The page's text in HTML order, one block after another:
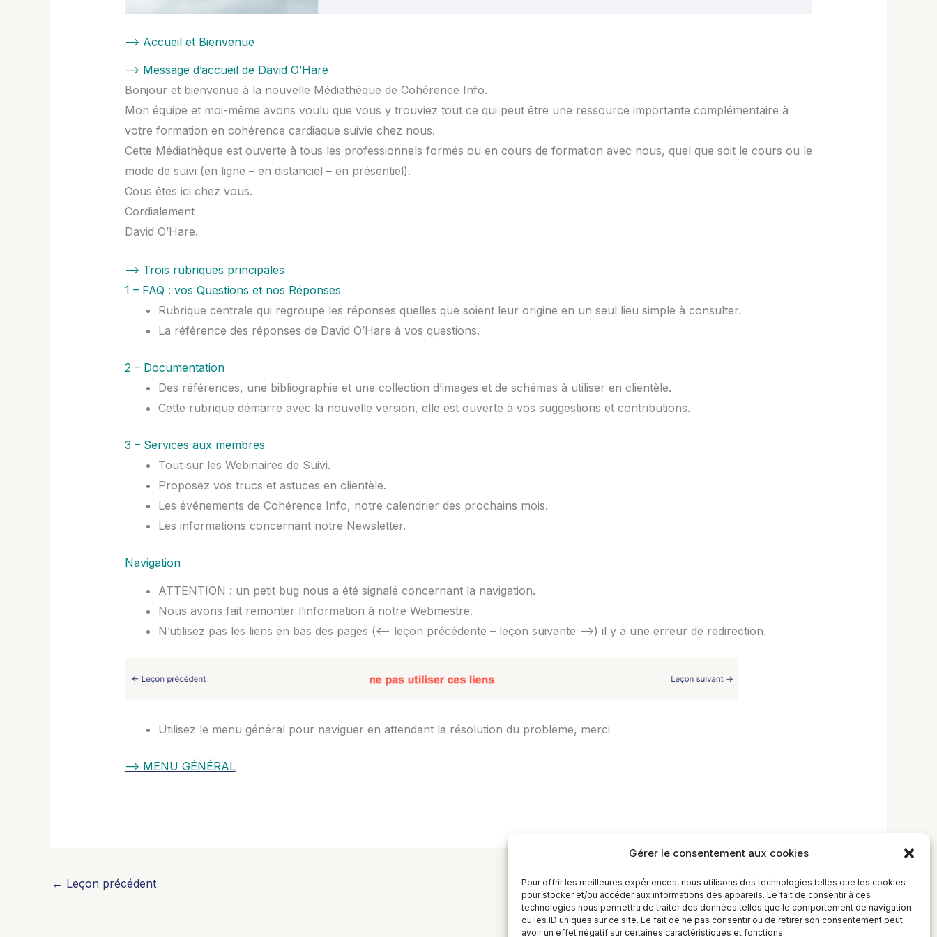
Gérer le consentement aux cookies
Pour offrir les meilleures expériences, nous utilisons des technologies telles que les cookies
pour stocker et/ou accéder aux informations des appareils. Le fait de consentir à ces
technologies nous permettra de traiter des données telles que le comportement de navigation
ou les ID uniques sur ce site. Le fait de ne pas consentir ou de retirer son consentement peut
avoir un effet négatif sur certaines caractéristiques et fonctions.
–> Accueil et Bienvenue
–> Message d’accueil de David O’Hare
Bonjour et bienvenue à la nouvelle Médiathèque de Cohérence Info.
Mon équipe et moi-même avons voulu que vous y trouviez tout ce qui peut être une ressource importante complémentaire à
votre formation en cohérence cardiaque suivie chez nous.
Cette Médiathèque est ouverte à tous les professionnels formés ou en cours de formation avec nous, quel que soit le cours ou le
mode de suivi (en ligne – en distanciel – en présentiel).
Cous êtes ici chez vous.
Cordialement
David O’Hare.
–> Trois rubriques principales
1 – FAQ : vos Questions et nos Réponses
Rubrique centrale qui regroupe les réponses quelles que soient leur origine en un seul lieu simple à consulter.
La référence des réponses de David O’Hare à vos questions.
2 – Documentation
Des références, une bibliographie et une collection d’images et de schémas à utiliser en clientèle.
Cette rubrique démarre avec la nouvelle version, elle est ouverte à vos suggestions et contributions.
3 – Services aux membres
Tout sur les Webinaires de Suivi.
Proposez vos trucs et astuces en clientèle.
Les événements de Cohérence Info, notre calendrier des prochains mois.
Les informations concernant notre Newsletter.
Navigation
ATTENTION : un petit bug nous a été signalé concernant la navigation.
Nous avons fait remonter l’information à notre Webmestre.
N’utilisez pas les liens en bas des pages (<– leçon précédente – leçon suivante –>) il y a une erreur de redirection.
Utilisez le menu général pour naviguer en attendant la résolution du problème, merci
–> MENU GÉNÉRAL
← Leçon précédent Leçon suivant→